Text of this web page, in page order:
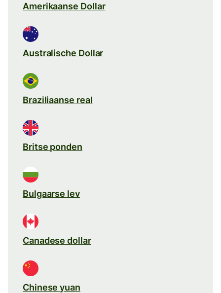
Amerikaanse Dollar
Australische Dollar
Braziliaanse real
Britse ponden
Bulgaarse lev
Canadese dollar
Chinese yuan